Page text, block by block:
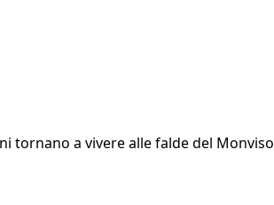
tornano a vivere alle falde del Monviso